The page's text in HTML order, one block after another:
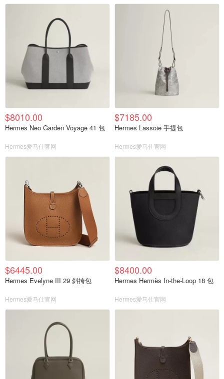
$8010.00
Hermes Neo Garden Voyage 41 包
Hermes爱马仕官网
$7185.00
Hermes Lassoie 手提包
Hermes爱马仕官网
$6445.00
Hermes Evelyne III 29 斜挎包
Hermes爱马仕官网
$8400.00
Hermes Hermès In-the-Loop 18 包
Hermes爱马仕官网